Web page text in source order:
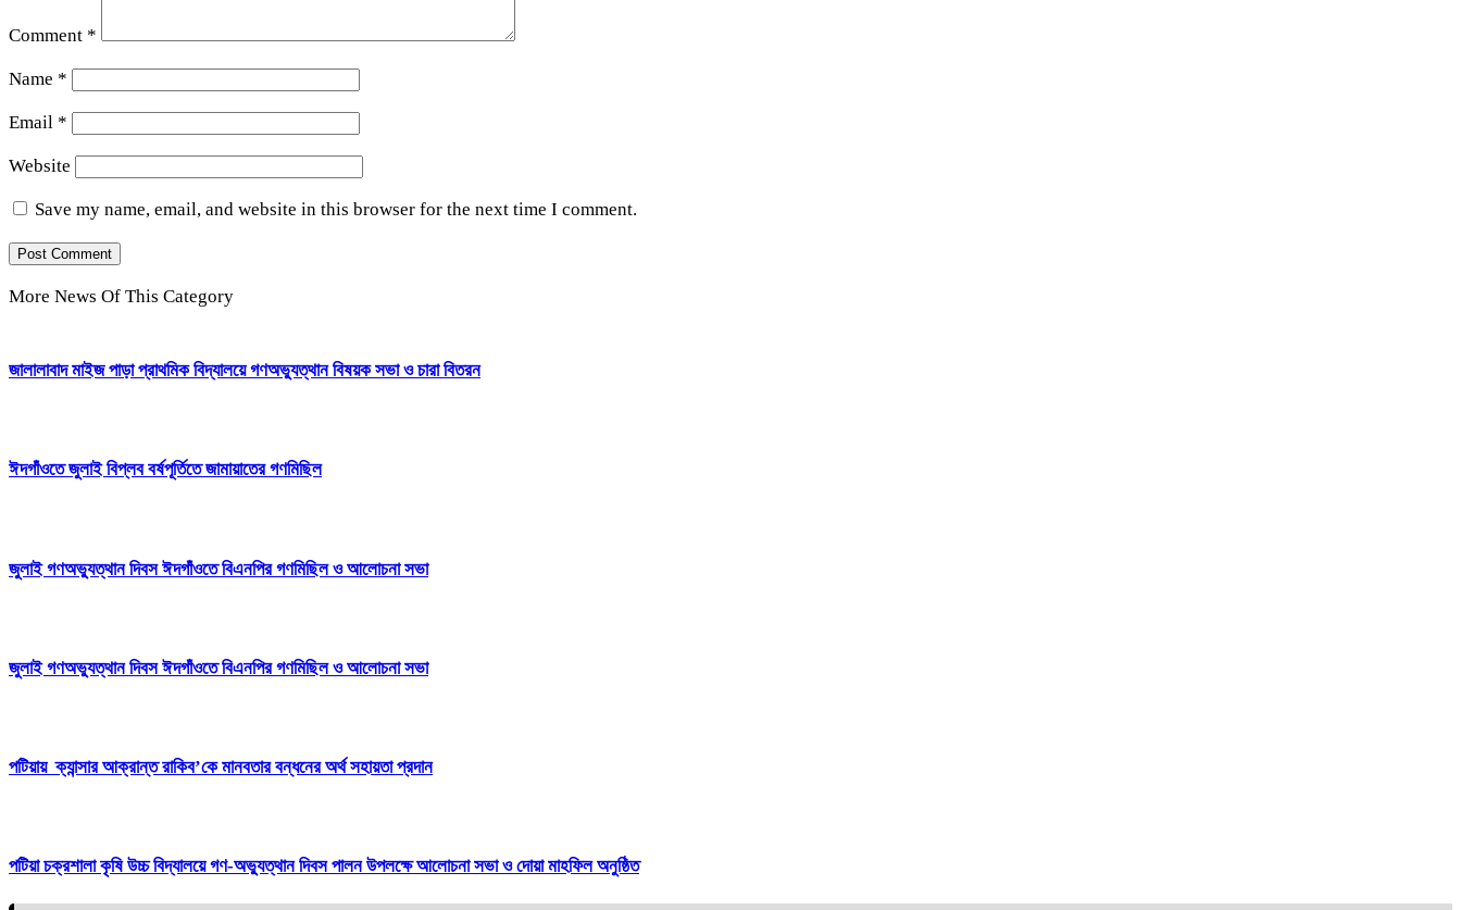
Comment *
Name *
Email *
Website
Save my name, email, and website in this browser for the next time I comment.
More News Of This Category
জালালাবাদ মাইজ পাড়া প্রাথমিক বিদ্যালয়ে গণঅভ্যুত্থান বিষয়ক সভা ও চারা বিতরন
ঈদগাঁওতে জুলাই বিপ্লব বর্ষপূর্তিতে জামায়াতের গণমিছিল
জুলাই গণঅভ্যুত্থান দিবস ঈদগাঁওতে বিএনপির গণমিছিল ও আলোচনা সভা
জুলাই গণঅভ্যুত্থান দিবস ঈদগাঁওতে বিএনপির গণমিছিল ও আলোচনা সভা
পটিয়ায় ক্যান্সার আক্রান্ত রাকিব’কে মানবতার বন্ধনের অর্থ সহায়তা প্রদান
পটিয়া চক্রশালা কৃষি উচ্চ বিদ্যালয়ে গণ-অভ্যুত্থান দিবস পালন উপলক্ষে আলোচনা সভা ও দোয়া মাহফিল অনুষ্ঠিত